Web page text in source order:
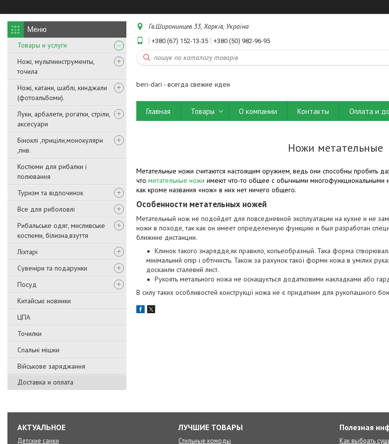
Товары и услуги
Ножі, мультиинструменты,
точила
Ножі, катани, шаблі, кинджали
(фотоальбоми).
Луки, арбалети, рогатки, стріли,
аксесуари
Біноклі ,приціли,монокуляри
,пнв.
Костюми для рибалки і
полювання
Туризм та відпочинок
Все для риболовлі
Рибальське одяг, мисливське
костюми, білизна,взуття
Ліхтарі
Сувеніри та подарунки
Посуд
Китайські новинки
ЦПА
Точилки
Спальні мішки
Військове заряджання
Доставка и оплата
Гв.Широнинцев 33, Харків, Україна
+380 (67) 152-13-35 +380 (50) 982-96-95
beri-dari - всегда свежие идеи
Главная Товары О компании Контакты Оплата и
Ножи метательные
Метательные ножи считаются настоящим оружием, ведь они способны пробить
что метательные ножи имеют что-то общее с обычными многофункциональными
как кроме названия «нож» в них нет ничего общего.
Особенности метательных ножей
Метательный нож не подойдет для повседневной эксплуатации на кухне и не
ножи в походе, так как он имеет определенную функцию и был разработан
ближние дистанции.
Клинок такого знаряддя,як правило, копьеобразный. Така форма
мінімальний опір і обтічність. Також за рахунок такої форми ножа в умілих
доскаили сталевий лист.
Рукоять метального ножа не оснащується додатковими накладками або
В силу таких особливостей конструкції ножа не є придатним для рукопашного
АКТУАЛЬНОЕ
Детские санки
ЛУЧШИЕ ТОВАРЫ
Стильные комоды
Полезная
Как выбрать